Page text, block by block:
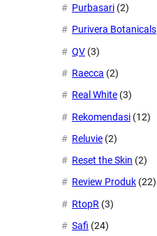
Purbasari (2)
Purivera Botanicals
QV (3)
Raecca (2)
Real White (3)
Rekomendasi (12)
Reluvie (2)
Reset the Skin (2)
Review Produk (22)
RtopR (3)
Safi (24)